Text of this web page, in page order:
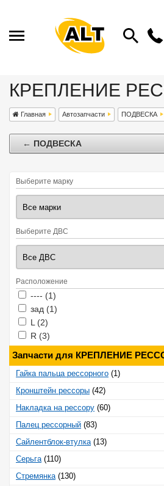
КРЕПЛЕНИЕ
Главная Автозапчасти ПОДВЕСКА
← ПОДВЕСКА
Выберите марку
Выберите ДВС
Расположение
Apply ---- filter
---- (1)
Apply зад filter
зад (1)
Apply L filter
L (2)
Apply R filter
R (3)
Запчасти для КРЕПЛЕНИЕ
Гайка пальца рессорного (1)
Кронштейн рессоры (42)
Накладка на рессору (60)
Палец рессорный (83)
Сайлентблок-втулка (13)
Серьга (110)
Стремянка (130)